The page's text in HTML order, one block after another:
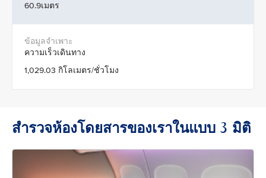
60.9เมตร
ความเร็วเดินทาง
1,029.03 กิโลเมตร/ชั่วโมง
สำรวจห้องโดยสารของเราในแบบ 3 มิติ